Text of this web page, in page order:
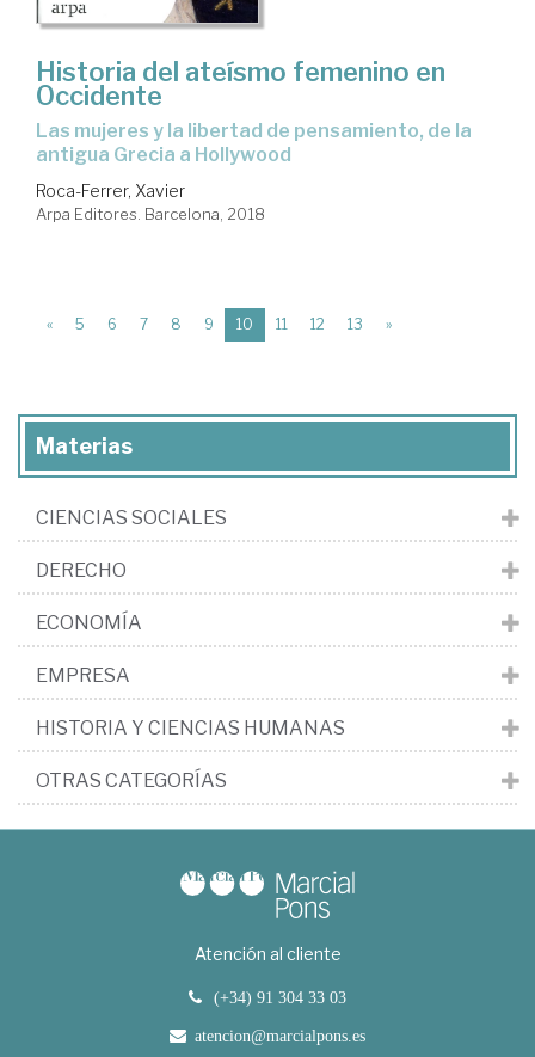
Historia del ateísmo femenino en
Occidente
las mujeres y la libertad de pensamiento, de la
antigua Grecia a Hollywood
Roca-Ferrer, Xavier
Arpa Editores. Barcelona, 2018
« 5 6 7 8 9 10 (current)
11 12 13 »
Materias
CIENCIAS SOCIALES
DERECHO
ECONOMÍA
EMPRESA
HISTORIA Y CIENCIAS HUMANAS
OTRAS CATEGORÍAS
Atención al cliente
(+34) 91 304 33 03
atencion@marcialpons.es